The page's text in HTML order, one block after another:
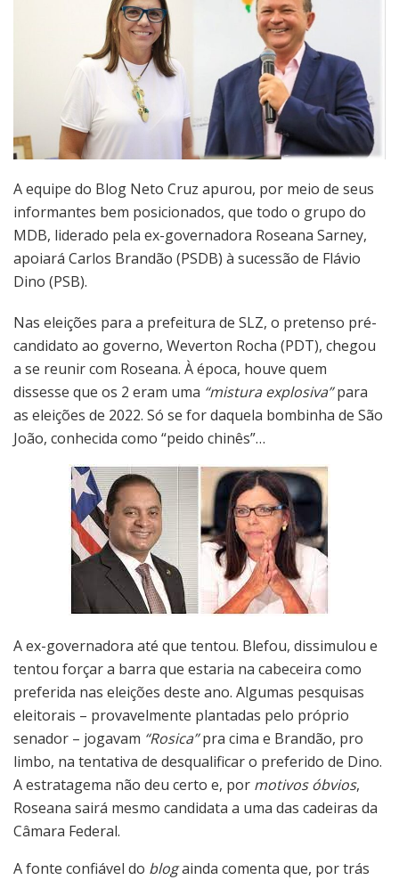
A equipe do Blog Neto Cruz apurou, por meio de seus
informantes bem posicionados, que todo o grupo do
MDB, liderado pela ex-governadora Roseana Sarney,
apoiará Carlos Brandão (PSDB) à sucessão de Flávio
Dino (PSB).
Nas eleições para a prefeitura de SLZ, o pretenso pré-
candidato ao governo, Weverton Rocha (PDT), chegou
a se reunir com Roseana. À época, houve quem
dissesse que os 2 eram uma “mistura explosiva”para
as eleições de 2022. Só se for daquela bombinha de São
João, conhecida como “peido chinês”…
A ex-governadora até que tentou. Blefou, dissimulou e
tentou forçar a barra que estaria na cabeceira como
preferida nas eleições deste ano. Algumas pesquisas
eleitorais – provavelmente plantadas pelo próprio
senador – jogavam “Rosica”pra cima e Brandão, pro
limbo, na tentativa de desqualificar o preferido de Dino.
A estratagema não deu certo e, por motivos óbvios,
Roseana sairá mesmo candidata a uma das cadeiras da
Câmara Federal.
A fonte confiável do blogainda comenta que, por trás